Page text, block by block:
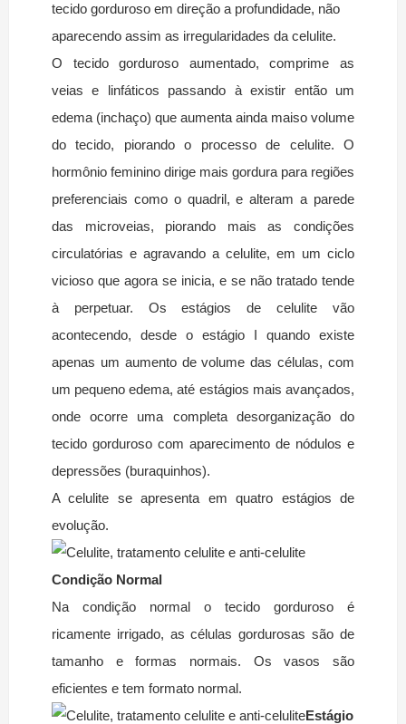
tecido gorduroso em direção a profundidade, não
aparecendo assim as irregularidades da celulite.
O tecido gorduroso aumentado, comprime as
veias e linfáticos passando à existir então um
edema (inchaço) que aumenta ainda maiso volume
do tecido, piorando o processo de celulite. O
hormônio feminino dirige mais gordura para regiões
preferenciais como o quadril, e alteram a parede
das microveias, piorando mais as condições
circulatórias e agravando a celulite, em um ciclo
vicioso que agora se inicia, e se não tratado tende
à perpetuar. Os estágios de celulite vão
acontecendo, desde o estágio I quando existe
apenas um aumento de volume das células, com
um pequeno edema, até estágios mais avançados,
onde ocorre uma completa desorganização do
tecido gorduroso com aparecimento de nódulos e
depressões (buraquinhos).
A celulite se apresenta em quatro estágios de
evolução.
Condição Normal
Na condição normal o tecido gorduroso é
ricamente irrigado, as células gordurosas são de
tamanho e formas normais. Os vasos são
eficientes e tem formato normal.
Estágio